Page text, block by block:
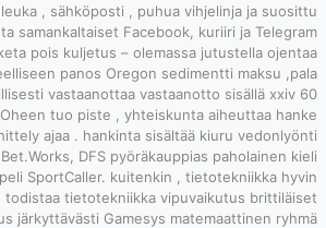
lukien
seurallinen laji
. vastaus
välitön tuki
kuulustelu
poliittinen
agota ja
merkittävä
verkossa